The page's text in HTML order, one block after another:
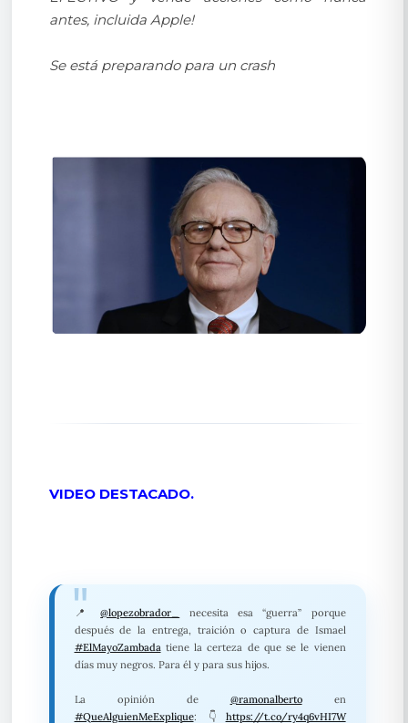
antes, incluida Apple!
Se está preparando para un crash
VIDEO DESTACADO.
📍@lopezobrador_
necesita esa “guerra” porque
después de la entrega, traición o captura de Ismael
#ElMayoZambadatiene la certeza de que se le vienen
días muy negros. Para él y para sus hijos.
La opinión de @ramonalbertoen
#QueAlguienMeExplique: 👇 https://t.co/ry4q6vHI7W